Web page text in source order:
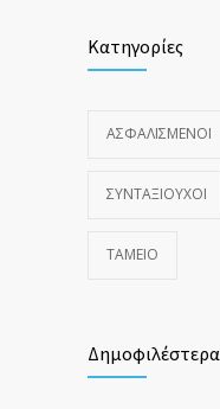
Κατηγορίες
ΑΣΦΑΛΙΣΜΕΝΟΙ
ΣΥΝΤΑΞΙΟΥΧΟΙ
ΤΑΜΕΙΟ
Δημοφιλέστερα